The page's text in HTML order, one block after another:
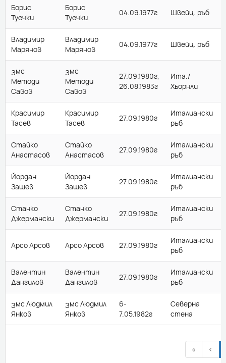
Борис
Туечки
Борис
Туечки
04.09.1977г Швейц. ръб
Владимир
Марянов
Владимир
Марянов
04.09.1977г Швейц. ръб
змс
Методи
Савов
змс
Методи
Савов
27.09.1980г,
26.08.1983г
Ита./
Хьорнли
Красимир
Тасев
Красимир
Тасев
27.09.1980г
Италиански
ръб
Стайко
Анастасов
Стайко
Анастасов
27.09.1980г
Италиански
ръб
Йордан
Зашев
Йордан
Зашев
27.09.1980г
Италиански
ръб
Станко
Джермански
Станко
Джермански
27.09.1980г
Италиански
ръб
Арсо Арсов Арсо Арсов 27.09.1980г
Италиански
ръб
Валентин
Дангилов
Валентин
Дангилов
27.09.1980г
Италиански
ръб
змс Людмил
Янков
змс Людмил
Янков
6-
7.05.1982г
Северна
стена
« ‹